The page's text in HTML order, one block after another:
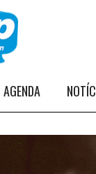
AGENDA